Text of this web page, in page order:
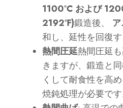
1100°C および
2192°F)鍛造後、
和し、延性を回復
熱間圧延熱間圧延
きますが、鍛造と
くして耐食性を高
焼鈍処理が必要です